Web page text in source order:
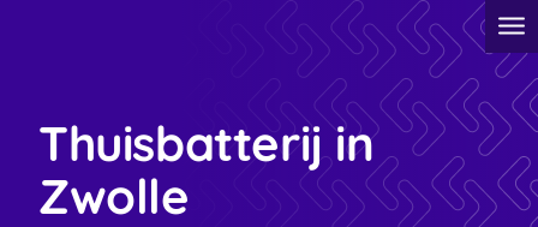
Thuisbatterij in
Zwolle